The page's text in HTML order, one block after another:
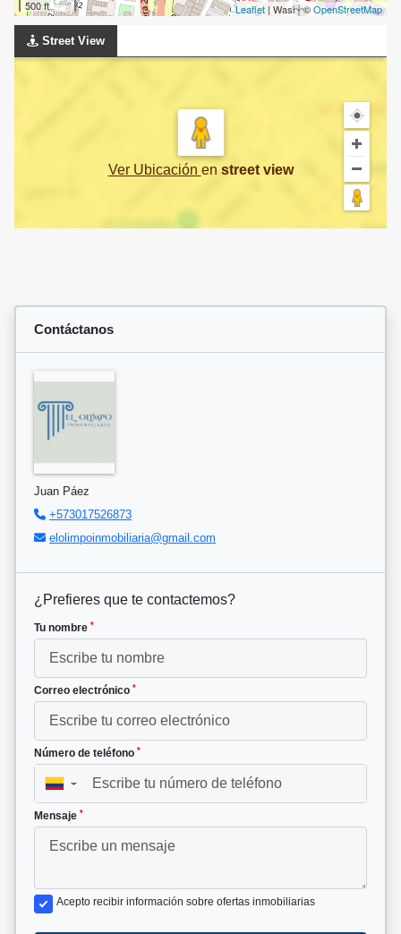
500 ft
Leaflet | Wasi - ©OpenStreetMap
Street View
Ver Ubicación en street view
Contáctanos
Juan Páez
+573017526873
elolimpoinmobiliaria@gmail.com
¿Prefieres que te contactemos?
Tu nombre *
Correo electrónico *
Número de teléfono *
▼
Mensaje *
Acepto recibir información sobre ofertas inmobiliarias